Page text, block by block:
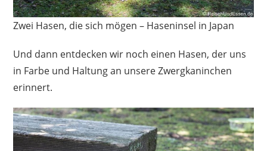
Zwei Hasen, die sich mögen – Haseninsel in Japan
Und dann entdecken wir noch einen Hasen, der uns
in Farbe und Haltung an unsere Zwergkaninchen
erinnert.